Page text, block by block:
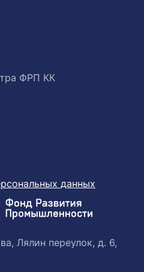
ФРП КК
данных
Лялин переулок, д. 6,